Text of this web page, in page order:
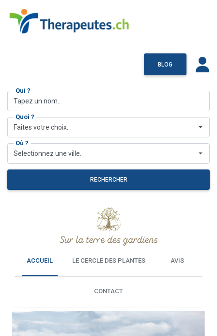
BLOG
Qui ?
Quoi ?
Faites votre choix..
Où ?
Selectionnez une ville..
RECHERCHER
ACCUEIL LE CERCLE DES PLANTES AVIS
CONTACT